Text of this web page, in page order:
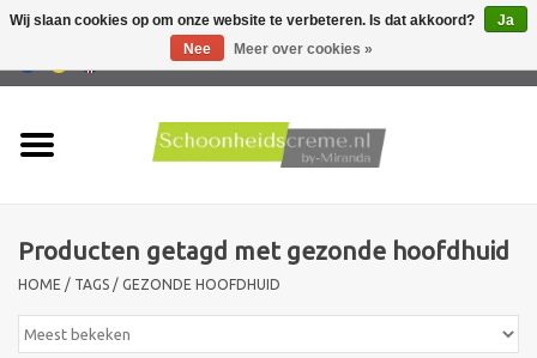
Producten
Huidproblemen
Producten getagd met gezonde hoofdhuid
HOME / TAGS / GEZONDE HOOFDHUID
Wij slaan cookies op om onze website te verbeteren. Is dat akkoord?
Ja
Nee
Meer over cookies »